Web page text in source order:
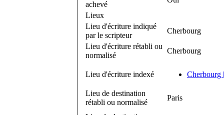
achevé
Lieux
Lieu d'écriture indiqué
par le scripteur
Cherbourg
Lieu d'écriture rétabli ou
normalisé
Cherbourg
Lieu d'écriture indexé Cherbourg
Lieu de destination
rétabli ou normalisé
Paris